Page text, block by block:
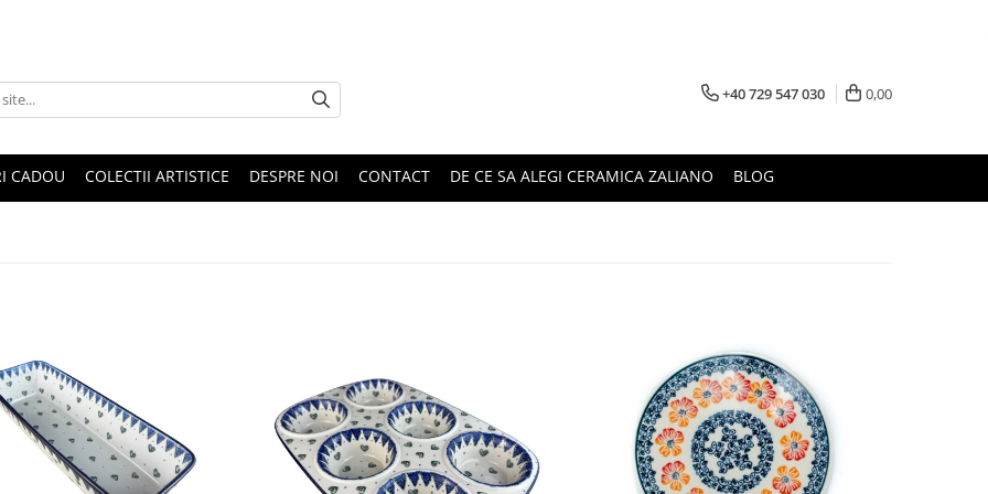
+40 729 547 030 0,00
CADOU COLECTII ARTISTICE DESPRE NOI CONTACT DE CE SA ALEGI CERAMICA ZALIANO BLOG